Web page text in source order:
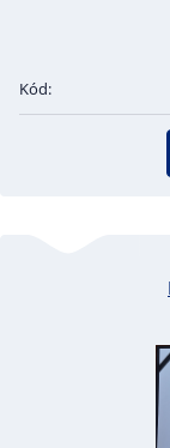
Kód: